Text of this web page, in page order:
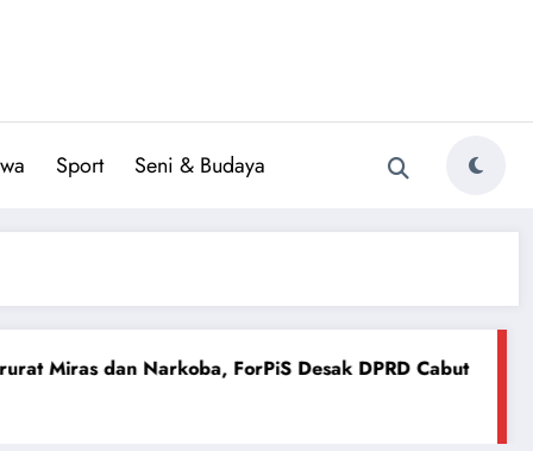
Sport Seni & Budaya
ForPiS Desak DPRD Cabut Izin Gudang Berkedok